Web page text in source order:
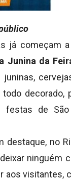
já começam
Junina da
decorado,
de São
no
ninguém
visitantes,